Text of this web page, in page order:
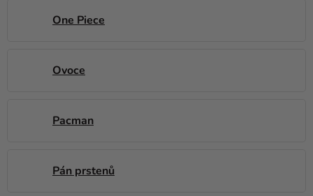
One Piece
Ovoce
Pacman
Pán prstenů